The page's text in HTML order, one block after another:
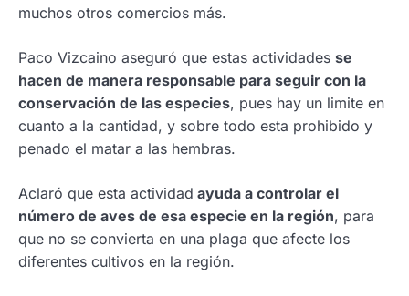
muchos otros comercios más.
Paco Vizcaino aseguró que estas actividades se
hacen de manera responsable para seguir con la
conservación de las especies, pues hay un limite en
cuanto a la cantidad, y sobre todo esta prohibido y
penado el matar a las hembras.
Aclaró que esta actividad ayuda a controlar el
número de aves de esa especie en la región, para
que no se convierta en una plaga que afecte los
diferentes cultivos en la región.